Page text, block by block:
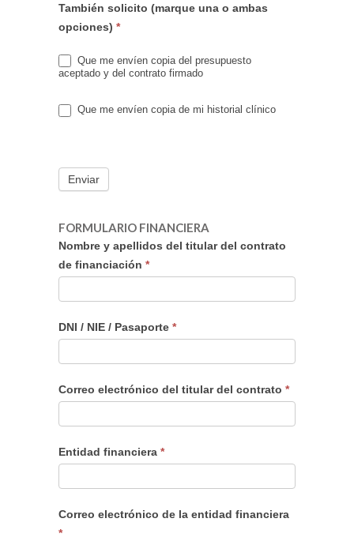
También solicito (marque una o ambas
opciones) *
Que me envíen copia del presupuesto
aceptado y del contrato firmado
Que me envíen copia de mi historial clínico
Enviar
FORMULARIO FINANCIERA
FORMULARIO
FINANCIACIÓN
DENTIX
Nombre y apellidos del titular del contrato
de financiación *
DNI / NIE / Pasaporte *
Correo electrónico del titular del contrato *
Entidad financiera *
Correo electrónico de la entidad financiera
*